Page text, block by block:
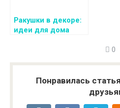
Ракушки в декоре:
идеи для дома
0
Понравилась